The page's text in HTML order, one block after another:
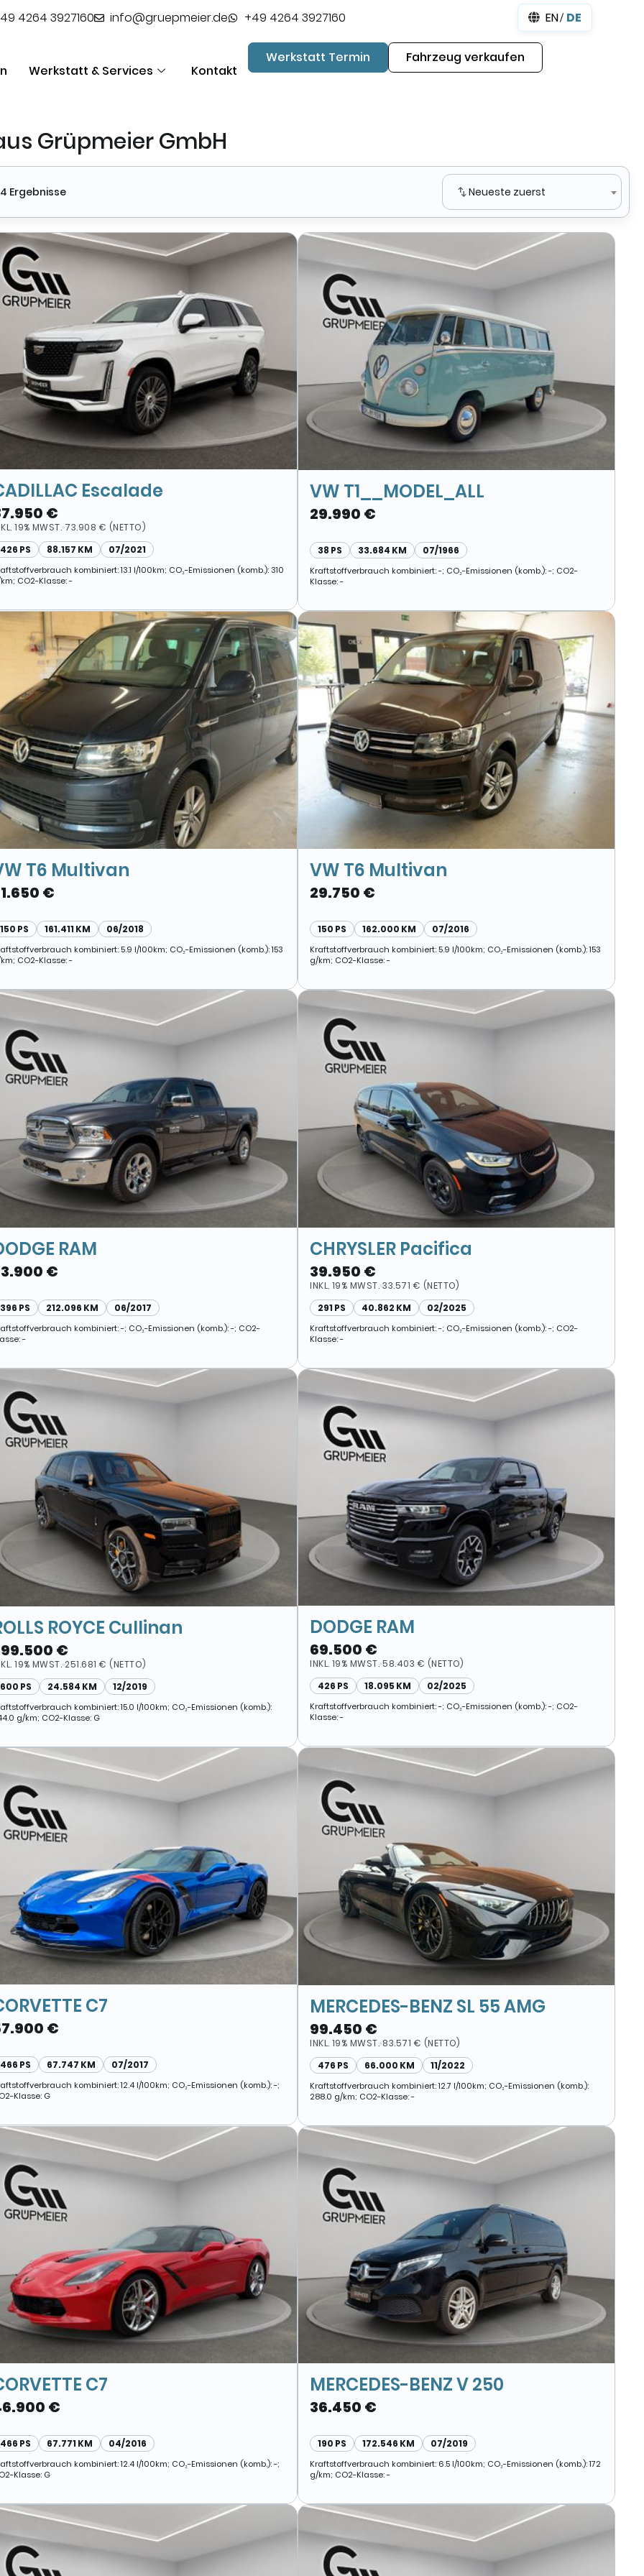
4264 3927160 info@gruepmeier.de +49 4264 3927160 EN DE
Werkstatt & Services Kontakt
Werkstatt Termin Fahrzeug verkaufen
Grüpmeier GmbH
Ergebnisse Neueste zuerst
Escalade
€
19% MWST. 73.908 € (NETTO)
426 PS
88.157 KM 07/2021
kombiniert: 13.1 l/100km; CO₂-Emissionen (komb.): 310
CO2-Klasse: -
VW T1__MODEL_ALL
29.990 €
38 PS 33.684 KM 07/1966
Kraftstoffverbrauch kombiniert: -; CO₂-Emissionen (komb.): -; CO2-
Klasse: -
T6 Multivan
€
150 PS 161.411 KM 06/2018
kombiniert: 5.9 l/100km; CO₂-Emissionen (komb.): 153
CO2-Klasse: -
VW T6 Multivan
29.750 €
150 PS 162.000 KM 07/2016
Kraftstoffverbrauch kombiniert: 5.9 l/100km; CO₂-Emissionen (komb.): 153
g/km; CO2-Klasse: -
RAM
€
396 PS 212.096 KM 06/2017
kombiniert: -; CO₂-Emissionen (komb.): -; CO2-
-
CHRYSLER Pacifica
39.950 €
INKL. 19% MWST. 33.571 € (NETTO)
291 PS
40.862 KM 02/2025
Kraftstoffverbrauch kombiniert: -; CO₂-Emissionen (komb.): -; CO2-
Klasse: -
ROYCE Cullinan
€
19% MWST. 251.681 € (NETTO)
600 PS
24.584 KM 12/2019
kombiniert: 15.0 l/100km; CO₂-Emissionen (komb.):
g/km; CO2-Klasse: G
DODGE RAM
69.500 €
INKL. 19% MWST. 58.403 € (NETTO)
426 PS
18.095 KM 02/2025
Kraftstoffverbrauch kombiniert: -; CO₂-Emissionen (komb.): -; CO2-
Klasse: -
C7
€
466 PS 67.747 KM 07/2017
kombiniert: 12.4 l/100km; CO₂-Emissionen (komb.): -;
Klasse: G
MERCEDES-BENZ SL 55 AMG
99.450 €
INKL. 19% MWST. 83.571 € (NETTO)
476 PS
66.000 KM 11/2022
Kraftstoffverbrauch kombiniert: 12.7 l/100km; CO₂-Emissionen (komb.):
288.0 g/km; CO2-Klasse: -
C7
€
466 PS 67.771 KM 04/2016
kombiniert: 12.4 l/100km; CO₂-Emissionen (komb.): -;
Klasse: G
MERCEDES-BENZ V 250
36.450 €
190 PS 172.546 KM 07/2019
Kraftstoffverbrauch kombiniert: 6.5 l/100km; CO₂-Emissionen (komb.): 172
g/km; CO2-Klasse: -